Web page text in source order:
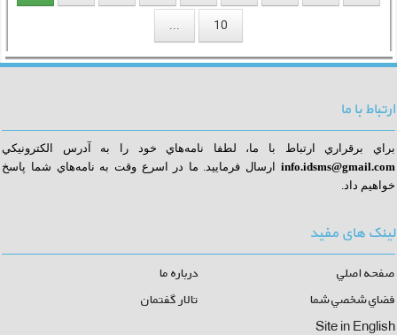
10
...
ارتباط با ما
براي برقراري ارتباط با ما، لطفا نامه‌هاي خود را به آدرس الكترونيكي
info.idsms@gmail.com ارسال فرماييد. ما در اسرع وقت به نامه‌هاي شما پاسخ
خواهيم داد.
لینک های مفید
صفحه اصلي
درباره ما
فضاي شخصي شما
تالار گفتمان
Site in English